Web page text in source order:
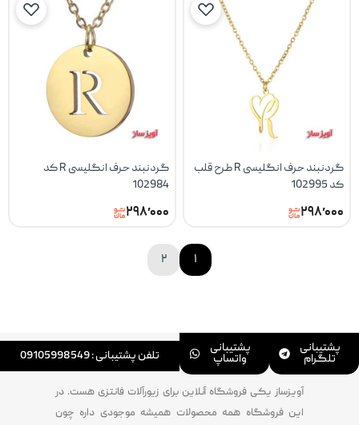
گردنبند حرف انگلیسی R طرح قلب
کد 102995
۲۹۸٬۰۰۰
گردنبند حرف انگلیسی R کد
102984
۲۹۸٬۰۰۰
۱ ۲
پشتیبانی
تلگرام
پشتیبانی
واتساپ تلفن پشتیبانی : 09105998549
آویزساز یکی فروشگاه آنلاین برای زیورآلات فانتزی هست. در
این فروشگاه همه محصولات همیشه موجودی داره چون